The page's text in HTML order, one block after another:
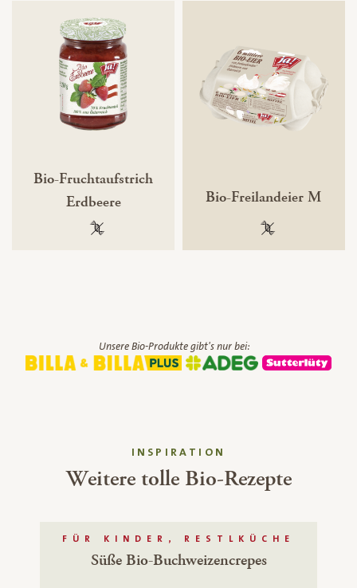
Bio-Fruchtaufstrich
Erdbeere
100 % gentechnikfrei
Bio-Freilandeier M
100 %
Unsere Bio-Produkte gibt's nur bei:
INSPIRATION
Weitere tolle Bio-Rezepte
FÜR KINDER, RESTLKÜCHE
Süße Bio-Buchweizencrepes